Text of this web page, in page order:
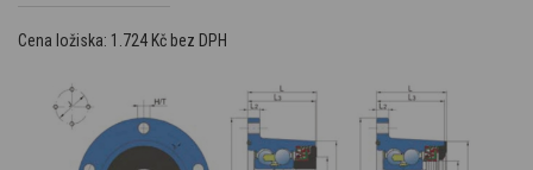
Cena ložiska: 1.724 Kč bez DPH